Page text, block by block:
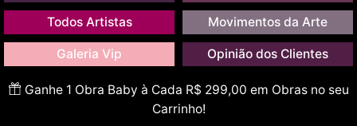
Todos Artistas Movimentos da Arte
Galeria Vip Opinião dos Clientes
Ganhe 1 Obra Baby à Cada R$ 299,00 em Obras no seu
Carrinho!